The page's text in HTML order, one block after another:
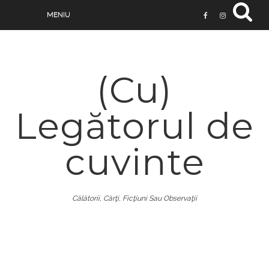
(Cu)
Legătorul de
cuvinte
Călătorii, Cărţi, Ficţiuni Sau Observaţii